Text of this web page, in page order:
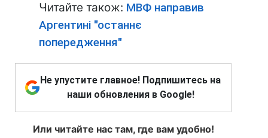
Читайте також: МВФ направив
Аргентині "останнє
попередження"
Не упустите главное! Подпишитесь на
наши обновления в Google!
Или читайте нас там, где вам удобно!